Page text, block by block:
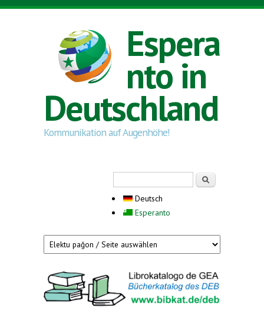
Direkt zum Inhalt
Espera
nto in
Deutschland
Kommunikation auf Augenhöhe!
Deutsch
Esperanto